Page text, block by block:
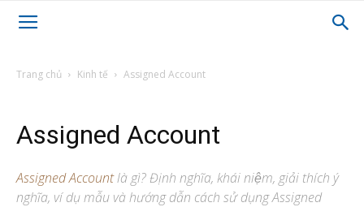
Trang chủ Kinh tế Assigned Account
Assigned Account
Assigned Accountlà gì? Định nghĩa, khái niệm, giải thích ý
nghĩa, ví dụ mẫu và hướng dẫn cách sử dụng Assigned